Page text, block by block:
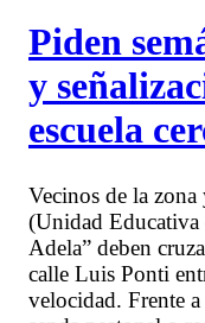
Piden
y
escuela
Vecinos de la
(Unidad
Adela” deben
calle Luis Ponti
velocidad. Frente